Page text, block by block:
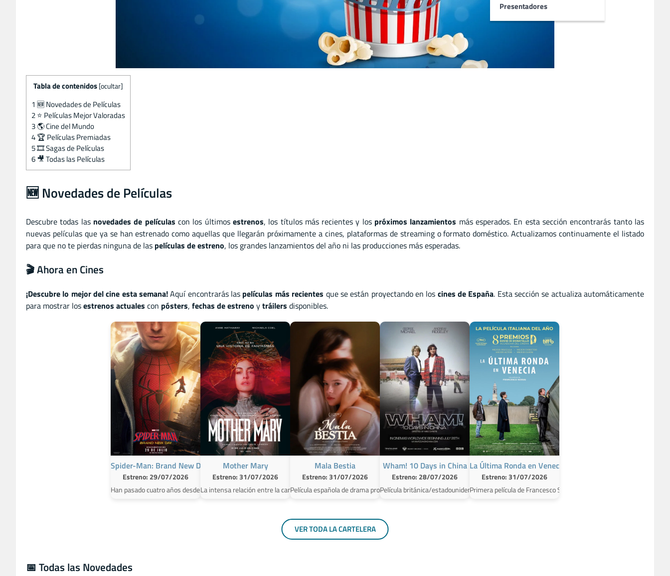
Presentadores
Tabla de contenidos [ocultar]
1 🆕 Novedades de Películas
2⭐️ Películas Mejor Valoradas
3🌎 Cine del Mundo
4🏆 Películas Premiadas
5🎞️ Sagas de Películas
6🎥 Todas las Películas
🆕 Novedades de Películas
Descubre todas las novedades de películas con los últimos estrenos, los títulos más recientes y los próximos lanzamientos más esperados. En esta sección encontrarás tanto las
nuevas películas que ya se han estrenado como aquellas que llegarán próximamente a cines, plataformas de streaming o formato doméstico. Actualizamos continuamente el listado
para que no te pierdas ninguna de las películas de estreno, los grandes lanzamientos del año ni las producciones más esperadas.
🎬 Ahora en Cines
¡Descubre lo mejor del cine esta semana!Aquí encontrarás las películas más recientes que se están proyectando en los cines de España. Esta sección se actualiza automáticamente
para mostrar losestrenos actuales con pósters, fechas de estreno ytráilers disponibles.
Spider-Man: Brand New Day
Estreno: 29/07/2026
Han pasado cuatro años desde los acontecimientos de No Way Home, y Peter Parker ahora es un adulto que vive completamente solo, ha desaparecido volunt...
Mother Mary
Estreno: 31/07/2026
La intensa relación entre la cantante de pop Mary y Sam, una antigua amiga suya, diseñadora de moda, que se vuelven a reunir tras la necesidad de la p...
Mala Bestia
Estreno: 31/07/2026
Película española de drama protagonizada por María Schwinning, Iria del Río y Roger Casamajor y dirigida por Bàrbara Farré,
Wham! 10 Days in China
Estreno: 28/07/2026
Película británica/estadounidense de documental protagonizada por George Michael y Andrew
La Última Ronda en Venecia
Estreno: 31/07/2026
Primera película de Francesco Sossai en Cannes 2025.
VER TODA LA CARTELERA
📅 Todas las Novedades